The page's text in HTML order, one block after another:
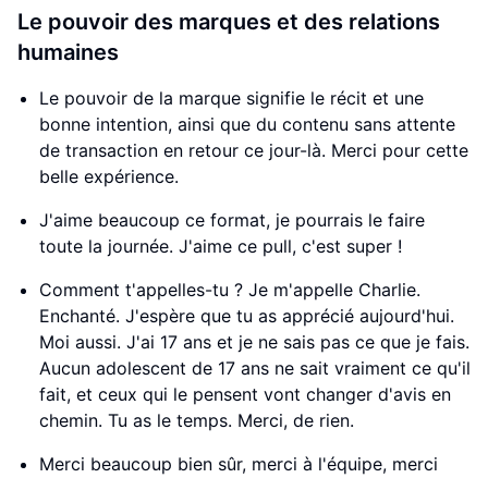
Le pouvoir des marques et des relations
humaines
Le pouvoir de la marque signifie le récit et une
bonne intention, ainsi que du contenu sans attente
de transaction en retour ce jour-là. Merci pour cette
belle expérience.
J'aime beaucoup ce format, je pourrais le faire
toute la journée. J'aime ce pull, c'est super !
Comment t'appelles-tu ? Je m'appelle Charlie.
Enchanté. J'espère que tu as apprécié aujourd'hui.
Moi aussi. J'ai 17 ans et je ne sais pas ce que je fais.
Aucun adolescent de 17 ans ne sait vraiment ce qu'il
fait, et ceux qui le pensent vont changer d'avis en
chemin. Tu as le temps. Merci, de rien.
Merci beaucoup bien sûr, merci à l'équipe, merci